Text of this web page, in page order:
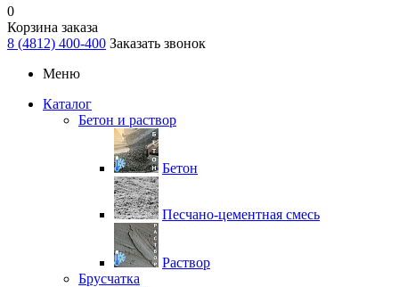
0
Корзина заказа
8 (4812) 400-400 Заказать звонок
Меню
Каталог
Бетон и раствор
Бетон
Песчано-цементная смесь
Раствор
Брусчатка